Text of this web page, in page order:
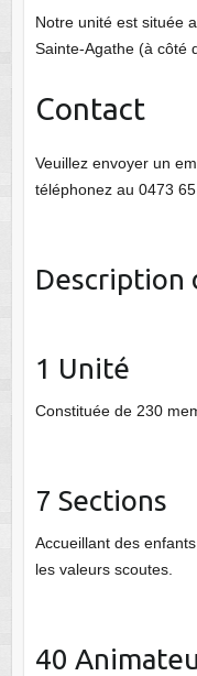
Notre unité est située
Sainte-Agathe (à côté
Contact
Veuillez envoyer un
téléphonez au 0473
Description
1 Unité
Constituée de 230
7 Sections
Accueillant des
les valeurs scoutes.
40